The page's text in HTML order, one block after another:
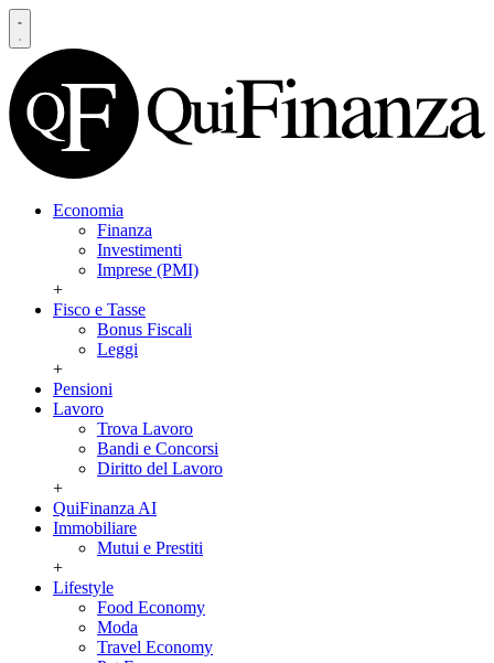
Economia
Finanza
Investimenti
Imprese (PMI)
+
Fisco e Tasse
Bonus Fiscali
Leggi
+
Pensioni
Lavoro
Trova Lavoro
Bandi e Concorsi
Diritto del Lavoro
+
QuiFinanza AI
Immobiliare
Mutui e Prestiti
+
Lifestyle
Food Economy
Moda
Travel Economy